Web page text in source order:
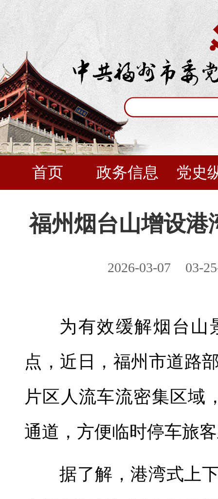
首页 政务信息 党史
福州烟台山增设港
2026-03-07 03-
为有效缓解烟台山
点，近日，福州市道路
片区人流车流密集区域
通道，方便临时停车旅
据了解，港湾式上